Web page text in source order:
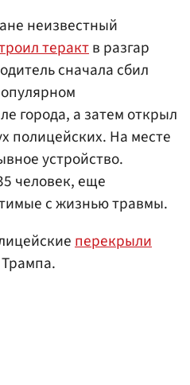
неизвестный
терактв разгар
сначала сбил
города, а затем открыл
полицейских. На месте
устройство.
человек, еще
с жизнью травмы.
перекрыли